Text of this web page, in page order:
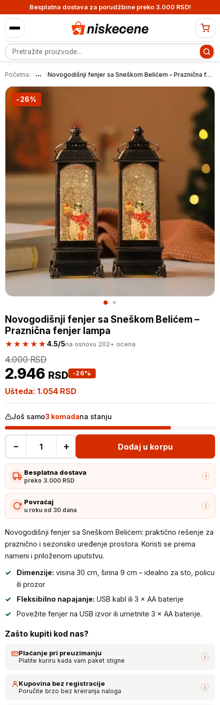
Besplatna dostava za porudžbine preko 3.000 RSD!
Pretraga proizvoda
Početna› ... › Novogodišnji fenjer sa Sneškom Belićem – Praznična fenjer lampa
-26%
Novogodišnji fenjer sa Sneškom Belićem –
Praznična fenjer lampa
★★★★★ 4.5/5na osnovu 202+ ocena
-26%
2.946 RSD
4.000RSD
Ušteda: 1.054 RSD
Još samo3 komadana stanju
Novogodišnji
fenjer
sa
Sneškom
Belićem
fenjer
lampa
− + Dodaj u korpu
Besplatna dostava
preko 3.000 RSD
i
Povraćaj
u roku od 30 dana
i
Novogodišnji fenjer sa Sneškom Belićem: praktično rešenje za
praznično i sezonsko uređenje prostora. Koristi se prema
nameni i priloženom uputstvu.
Dimenzije: visina 30 cm, širina 9 cm – idealno za sto, policu
ili prozor
Fleksibilno napajanje: USB kabl ili 3 × AA baterije
Povežite fenjer na USB izvor ili umetnite 3 × AA baterije.
Zašto kupiti kod nas?
Plaćanje pri preuzimanju
Platite kuriru kada vam paket stigne i
Kupovina bez registracije
Poručite brzo bez kreiranja naloga i